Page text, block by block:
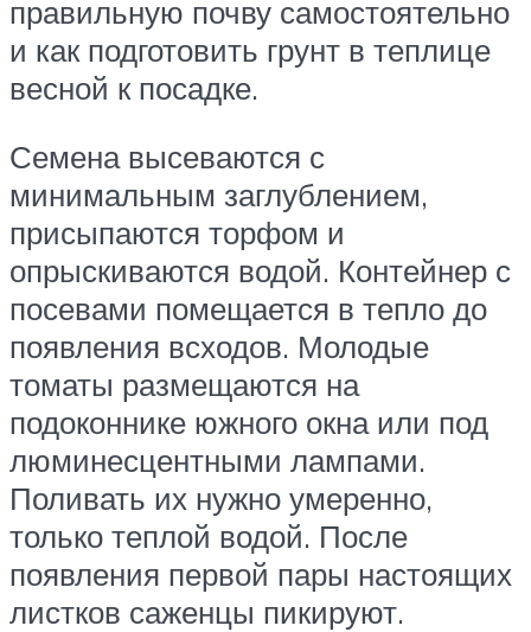
правильную почву самостоятельно
и как подготовить грунт в теплице
весной к посадке.
Семена высеваются с
минимальным заглублением,
присыпаются торфом и
опрыскиваются водой. Контейнер с
посевами помещается в тепло до
появления всходов. Молодые
томаты размещаются на
подоконнике южного окна или под
люминесцентными лампами.
Поливать их нужно умеренно,
только теплой водой. После
появления первой пары настоящих
листков саженцы пикируют.